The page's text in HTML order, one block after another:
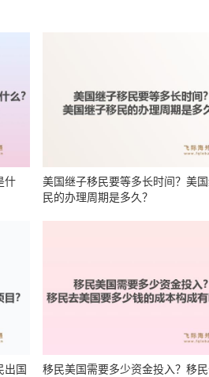
什
美国继子移民要等多长时间？美
民的办理周期是多久？
出国
移民美国需要多少资金投入？移